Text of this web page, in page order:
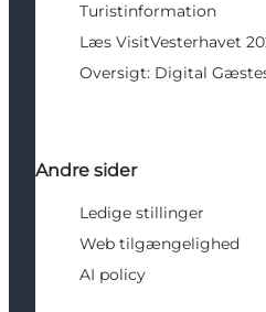
Turistinformation
Læs VisitVesterhavet
Oversigt: Digital
Andre sider
Ledige stillinger
Web tilgængelighed
AI policy